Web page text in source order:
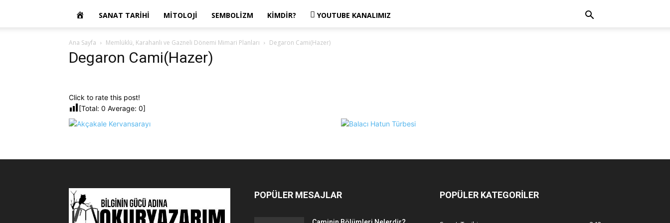
OKUR
YAZARIM
SANAT TARIHI MITOLOJI SEMBOLIZM KIMDIR? YOUTUBE KANALIMIZ
Ana Sayfa Memlüklü, Karahanlı ve Gazneli Dönemi Mimari Planları Degaron Cami(Hazer)
Degaron Cami(Hazer)
Click to rate this post!
[Total: 0 Average: 0]
POPÜLER MESAJLAR POPÜLER KATEGORİLER